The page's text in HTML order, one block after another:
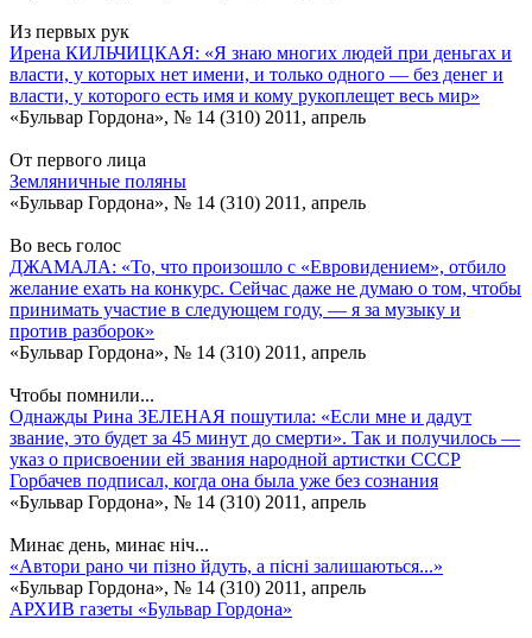
Из первых рук
Ирена КИЛЬЧИЦКАЯ: «Я знаю многих людей при деньгах и
власти, у которых нет имени, и только одного — без денег и
власти, у которого есть имя и кому рукоплещет весь мир»
«Бульвар Гордона», № 14 (310) 2011, апрель
От первого лица
Земляничные поляны
«Бульвар Гордона», № 14 (310) 2011, апрель
Во весь голос
ДЖАМАЛА: «То, что произошло с «Евровидением», отбило
желание ехать на конкурс. Сейчас даже не думаю о том, чтобы
принимать участие в следующем году, — я за музыку и
против разборок»
«Бульвар Гордона», № 14 (310) 2011, апрель
Чтобы помнили...
Однажды Рина ЗЕЛЕНАЯ пошутила: «Если мне и дадут
звание, это будет за 45 минут до смерти». Так и получилось —
указ о присвоении ей звания народной артистки СССР
Горбачев подписал, когда она была уже без сознания
«Бульвар Гордона», № 14 (310) 2011, апрель
Минає день, минає нiч...
«Автори рано чи пiзно йдуть, а пiснi залишаються...»
«Бульвар Гордона», № 14 (310) 2011, апрель
АРХИВ газеты «Бульвар Гордона»